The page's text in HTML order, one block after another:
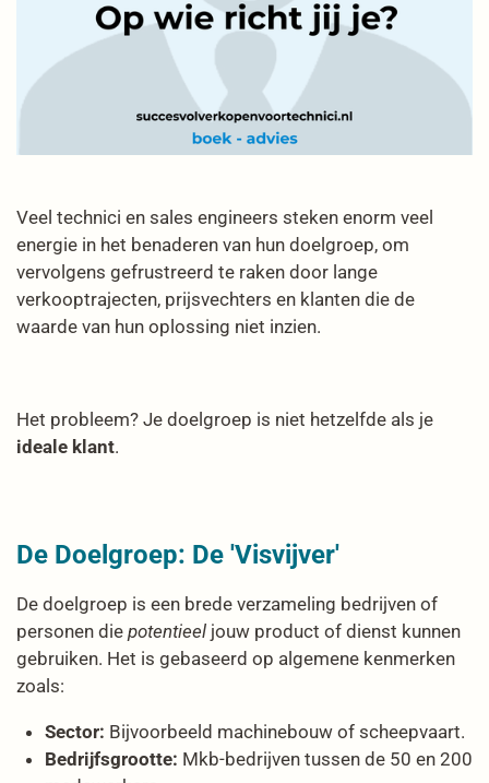
Veel technici en sales engineers steken enorm veel
energie in het benaderen van hun doelgroep, om
vervolgens gefrustreerd te raken door lange
verkooptrajecten, prijsvechters en klanten die de
waarde van hun oplossing niet inzien.
Het probleem? Je doelgroep is niet hetzelfde als je
ideale klant.
De Doelgroep: De 'Visvijver'
De doelgroep is een brede verzameling bedrijven of
personen die potentieel jouw product of dienst kunnen
gebruiken. Het is gebaseerd op algemene kenmerken
zoals:
Sector: Bijvoorbeeld machinebouw of scheepvaart.
Bedrijfsgrootte: Mkb-bedrijven tussen de 50 en 200